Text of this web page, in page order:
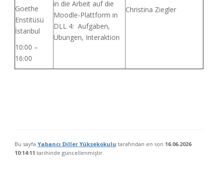
Goethe
Enstitüsü
İstanbul
10:00 –
16:00
in die Arbeit auf die
Moodle-Plattform in
DLL 4: Aufgaben,
Übungen, Interaktion
Christina Ziegler
Bu sayfa Yabancı Diller Yüksekokulu tarafından en son 16.06.2026
10:14:11 tarihinde güncellenmiştir.